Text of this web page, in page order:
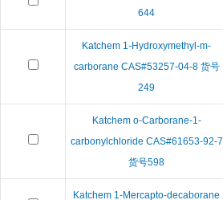
644
Katchem 1-Hydroxymethyl-m-
carborane CAS#53257-04-8 货号
249
Katchem o-Carborane-1-
carbonylchloride CAS#61653-92-7
货号598
Katchem 1-Mercapto-decaborane